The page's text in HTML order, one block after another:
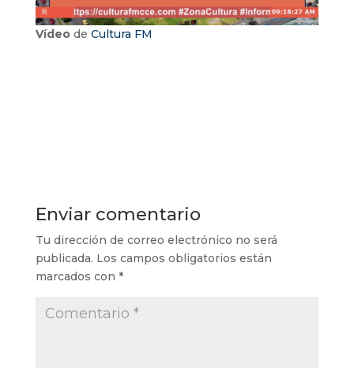
Vídeode Cultura FM
Enviar comentario
Tu dirección de correo electrónico no será
publicada. Los campos obligatorios están
marcados con *